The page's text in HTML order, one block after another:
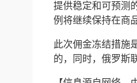
提供稳定和可预测
例将继续保持在商
此次佣金冻结措施
的，同时，俄罗斯